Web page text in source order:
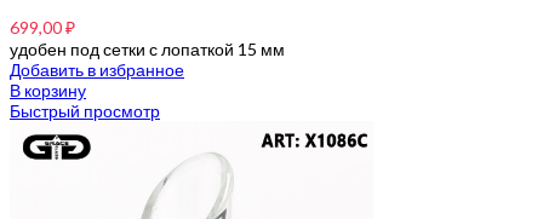
699,00₽
удобен под сетки с лопаткой 15 мм
Добавить в избранное
В корзину
Быстрый просмотр